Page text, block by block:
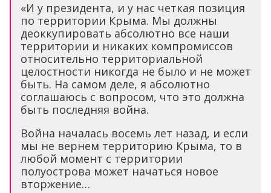
«И у президента, и у нас четкая позиция
по территории Крыма. Мы должны
деоккупировать абсолютно все наши
территории и никаких компромиссов
относительно территориальной
целостности никогда не было и не может
быть. На самом деле, я абсолютно
соглашаюсь с вопросом, что это должна
быть последняя война.
Война началась восемь лет назад, и если
мы не вернем территорию Крыма, то в
любой момент с территории
полуострова может начаться новое
вторжение…